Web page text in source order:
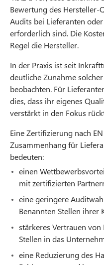
Bewertung des Hersteller-
Audits bei Lieferanten
erforderlich sind. Die
Regel die Hersteller.
In der Praxis ist seit
deutliche Zunahme
beobachten. Für
dies, dass ihr eigenes
verstärkt in den Fokus
Eine Zertifizierung nach
Zusammenhang für
bedeuten:
einen
mit zertifizierten
eine geringere
Benannten Stellen ihrer
stärkeres Vertrauen
Stellen in das
eine Reduzierung des